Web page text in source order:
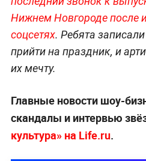
Нижнем Новгороде после
соцсетях. Ребята
прийти на праздник, и
их мечту.
Главные новости шоу-
скандалы и интервью
культура» на Life.ru.